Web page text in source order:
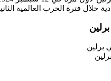
لكنها أُعيدَ فتحها في 20 أكتوبر 1953، لتعود بذلك للعمل